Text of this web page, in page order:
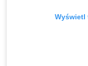
Wyświetl